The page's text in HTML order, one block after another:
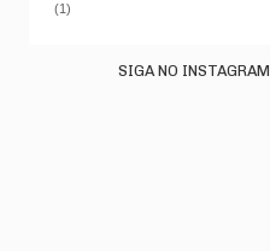
(1)
SIGA NO INSTAGRAM